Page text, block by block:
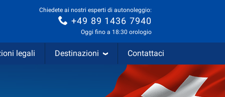
Chiedete ai nostri esperti di autonoleggio:
+49 89 1436 7940
Oggi fino a 18:30 orologio
legali Destinazioni Contattaci